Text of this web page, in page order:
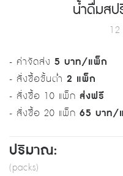
น้ำดื่มสป
- ค่าจัดส่ง 5 บาท/แพ็ก
- สั่งซื้อขั้นต่ำ 2 แพ็ก
- สั่งซื้อ 10 แพ็ก ส่งฟรี
- สั่งซื้อ 20 แพ็ก 65 บาท/
ปริมาณ:
(packs)